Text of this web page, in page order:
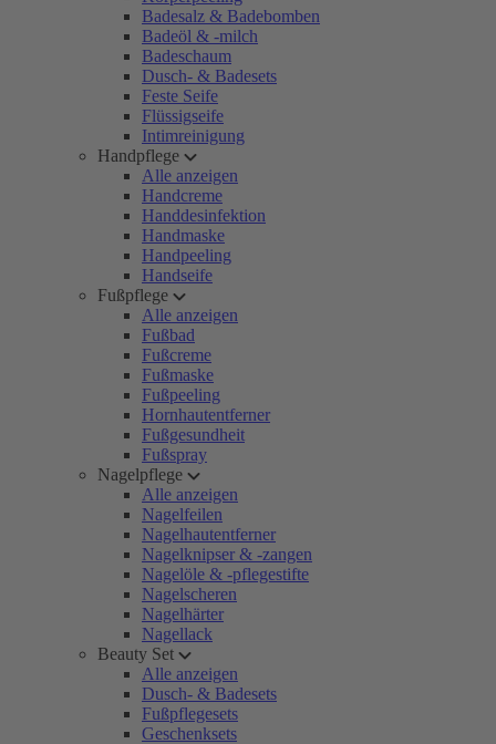
Badesalz & Badebomben
Badeöl & -milch
Badeschaum
Dusch- & Badesets
Feste Seife
Flüssigseife
Intimreinigung
Handpflege
Alle anzeigen
Handcreme
Handdesinfektion
Handmaske
Handpeeling
Handseife
Fußpflege
Alle anzeigen
Fußbad
Fußcreme
Fußmaske
Fußpeeling
Hornhautentferner
Fußgesundheit
Fußspray
Nagelpflege
Alle anzeigen
Nagelfeilen
Nagelhautentferner
Nagelknipser & -zangen
Nagelöle & -pflegestifte
Nagelscheren
Nagelhärter
Nagellack
Beauty Set
Alle anzeigen
Dusch- & Badesets
Fußpflegesets
Geschenksets